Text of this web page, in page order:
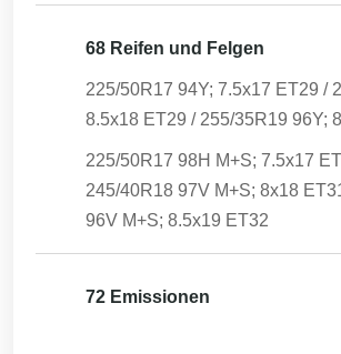
68 Reifen und Felgen
225/50R17 94Y; 7.5x17 ET29 /
8.5x18 ET29 / 255/35R19 96Y;
225/50R17 98H M+S; 7.5x17
245/40R18 97V M+S; 8x18
96V M+S; 8.5x19 ET32
72 Emissionen